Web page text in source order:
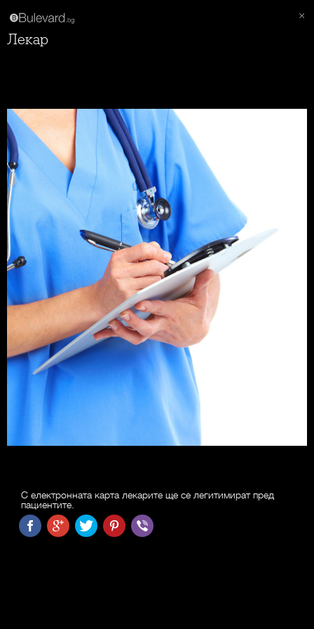
Лекар
С електронната карта лекарите ще се легитимират пред
пациентите.